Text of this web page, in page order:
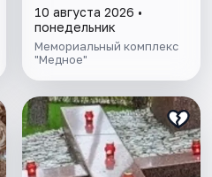
10 августа 2026 •
понедельник
Мемориальный комплекс
"Медное"